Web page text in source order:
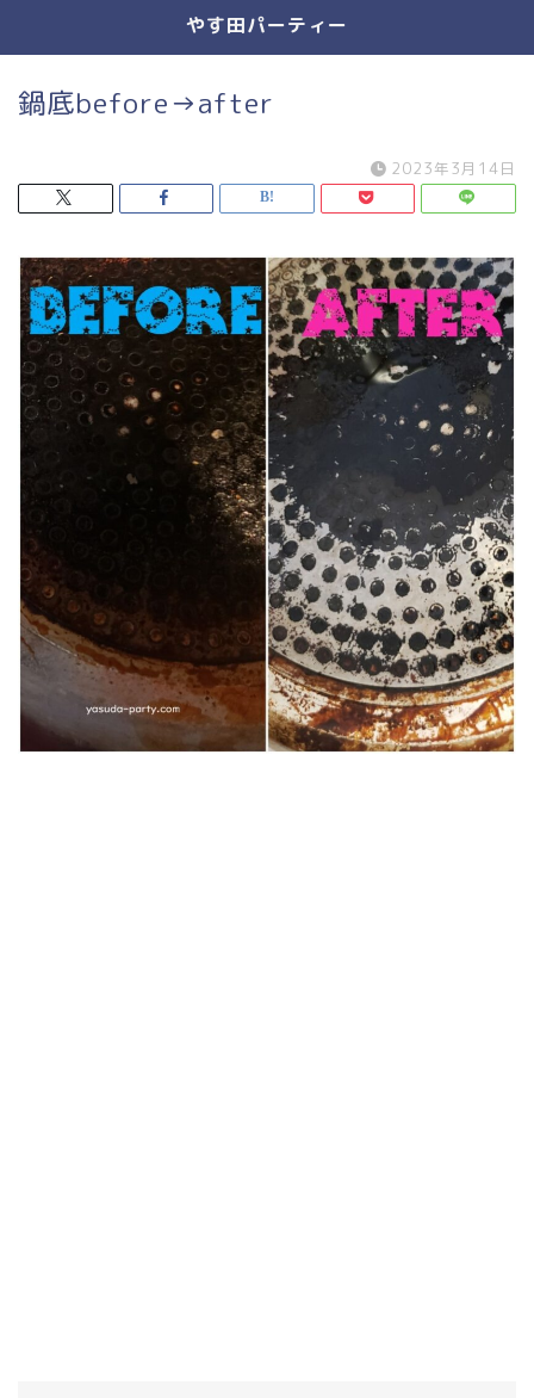
やす田パーティー
鍋底before→after
2023年3月14日